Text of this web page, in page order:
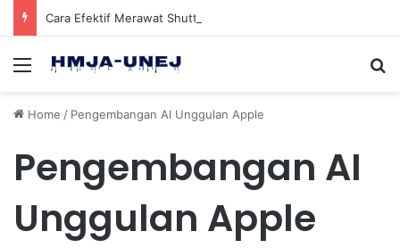
Menu
Home / Pengembangan AI Unggulan Apple
Pengembangan AI
Unggulan Apple